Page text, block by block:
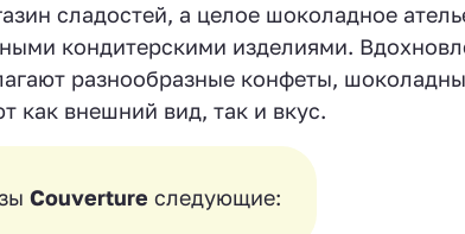
сладостей, а целое шоколадное
кондитерскими изделиями.
разнообразные конфеты,
как внешний вид, так и вкус.
Couverture следующие: